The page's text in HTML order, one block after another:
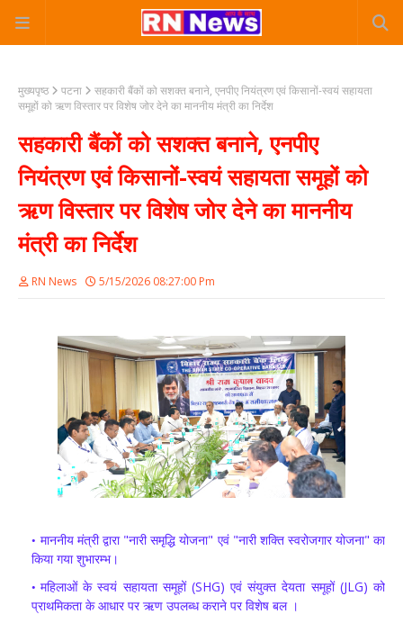
मुख्यपृष्ठ पटना
सहकारी बैंकों को सशक्त बनाने, एनपीए नियंत्रण एवं किसानों-स्वयं सहायता
समूहों को ऋण विस्तार पर विशेष जोर देने का माननीय मंत्री का निर्देश
सहकारी बैंकों को सशक्त बनाने, एनपीए
नियंत्रण एवं किसानों-स्वयं सहायता समूहों को
ऋण विस्तार पर विशेष जोर देने का माननीय
मंत्री का निर्देश
RN News 5/15/2026 08:27:00 Pm
माननीय मंत्री द्वारा "नारी समृद्धि योजना" एवं "नारी शक्ति स्वरोजगार योजना" का
किया गया शुभारम्भ।
महिलाओं के स्वयं सहायता समूहों (SHG) एवं संयुक्त देयता समूहों (JLG) को
प्राथमिकता के आधार पर ऋण उपलब्ध कराने पर विशेष बल ।